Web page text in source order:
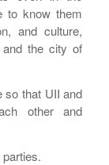
to know them
and culture,
and the city of
so that UII and
other and